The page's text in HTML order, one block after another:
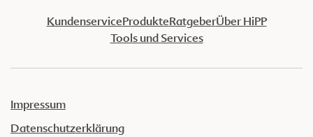
KundenserviceProdukteRatgeberÜber HiPP
Tools und Services
Impressum
Datenschutzerklärung